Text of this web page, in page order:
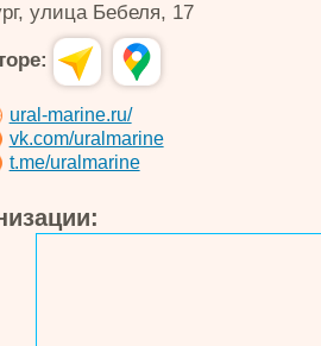
, улица Бебеля, 17
ural-marine.ru/
vk.com/uralmarine
t.me/uralmarine